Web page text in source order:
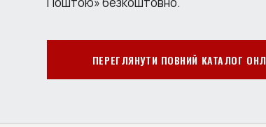
ПЕРЕГЛЯНУТИ ПОВНИЙ КАТАЛОГ